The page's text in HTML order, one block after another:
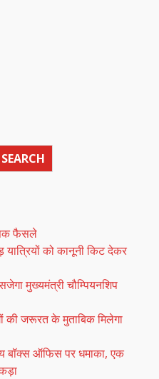
SEARCH
फैसले
को कानूनी किट देकर
मुख्यमंत्री चौम्पियनशिप
की जरूरत के मुताबिक मिलेगा
बॉक्स ऑफिस पर धमाका, एक